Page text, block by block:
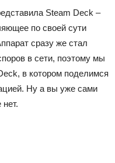
Steam Deck –
по своей сути
сразу же стал
в сети, поэтому мы
в котором поделимся
Ну а вы уже сами